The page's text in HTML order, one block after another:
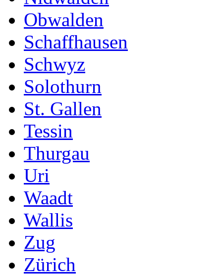
Obwalden
Schaffhausen
Schwyz
Solothurn
St. Gallen
Tessin
Thurgau
Uri
Waadt
Wallis
Zug
Zürich